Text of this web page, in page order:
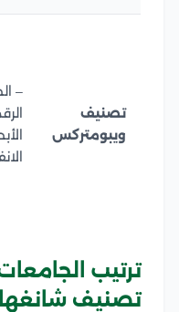
تصنيف
ويبومتركس
–
ترتيب
تصنيف